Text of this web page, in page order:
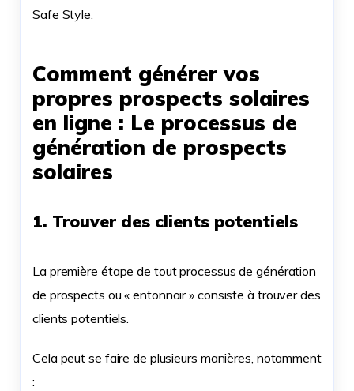
Safe Style.
Comment générer vos
propres prospects solaires
en ligne : Le processus de
génération de prospects
solaires
1. Trouver des clients potentiels
La première étape de tout processus de génération
de prospects ou « entonnoir » consiste à trouver des
clients potentiels.
Cela peut se faire de plusieurs manières, notamment
: